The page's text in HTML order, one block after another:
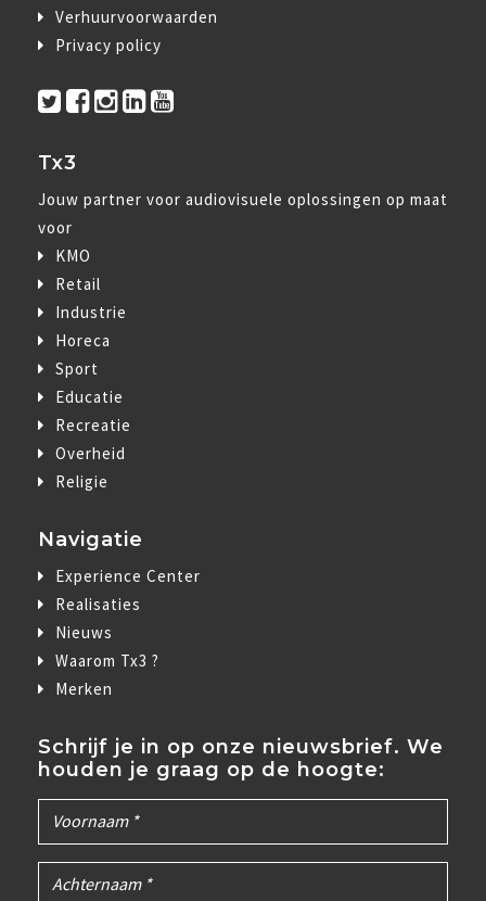
Verhuurvoorwaarden
Privacy policy
Tx3
Jouw partner voor audiovisuele oplossingen op maat
voor
KMO
Retail
Industrie
Horeca
Sport
Educatie
Recreatie
Overheid
Religie
Navigatie
Experience Center
Realisaties
Nieuws
Waarom Tx3 ?
Merken
Schrijf je in op onze nieuwsbrief. We
houden je graag op de hoogte: